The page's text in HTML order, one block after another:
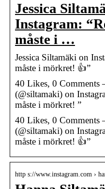
Jessica
Instagram:
måste i …
Jessica Siltamäki on
måste i mörkret! 👍”
40 Likes, 0 Comments
(@siltamaki) on
måste i mörkret! ”
40 Likes, 0 Comments
(@siltamaki) on
måste i mörkret! 👍”
http s://www.instagram.com ›